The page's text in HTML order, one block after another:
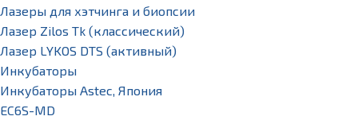
Лазеры для хэтчинга и биопсии
Лазер Zilos Tk (классический)
Лазер LYKOS DTS (активный)
Инкубаторы
Инкубаторы Astec, Япония
EC6S-MD